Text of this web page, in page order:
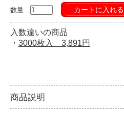
数量 カートに入れる
入数違いの商品
・ 3000枚入 3,891円
商品説明